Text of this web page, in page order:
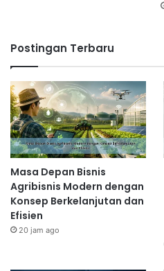
Postingan Terbaru
Masa Depan Bisnis
Agribisnis Modern dengan
Konsep Berkelanjutan dan
Efisien
20 jam ago